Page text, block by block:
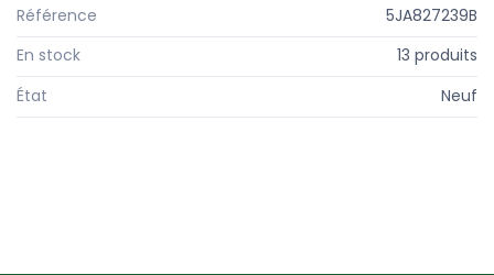
Référence
5JA827239B
En stock
13 produits
État
Neuf